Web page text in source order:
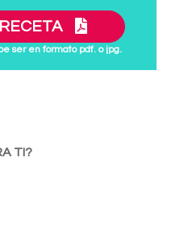
ser en formato pdf. o jpg.
TI?